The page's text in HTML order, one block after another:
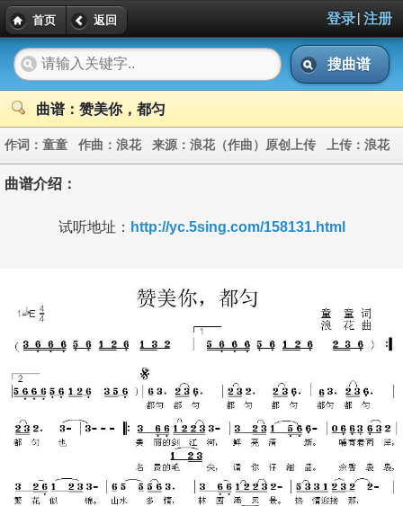
首页 返回 登录| 注册
搜曲谱
曲谱：赞美你，都匀
作词： 童童 作曲： 浪花 来源： 浪花（作曲）原创上传 上传： 浪花
曲谱介绍：
试听地址： http://yc.5sing.com/158131.html